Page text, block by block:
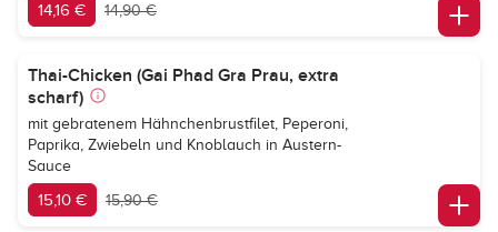
14,16 € 14,90 €
Thai-Chicken (Gai Phad Gra Prau, extra
scharf)
mit gebratenem Hähnchenbrustfilet, Peperoni,
Paprika, Zwiebeln und Knoblauch in Austern-
Sauce
15,10 € 15,90 €